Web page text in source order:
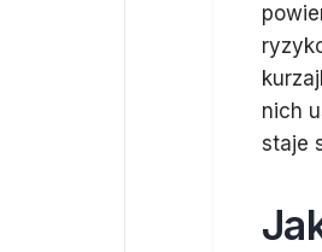
nich
staje